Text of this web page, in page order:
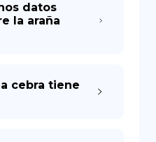
datos
la araña
cebra tiene